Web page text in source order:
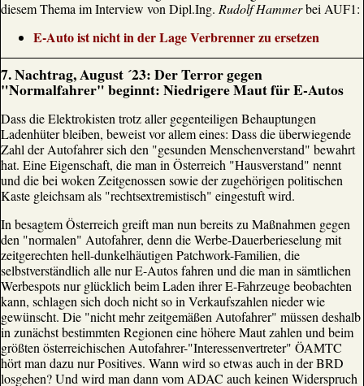
diesem Thema im Interview von Dipl.Ing. Rudolf Hammerbei AUF1:
E-Auto ist nicht in der Lage Verbrenner zu ersetzen
7. Nachtrag, August ´23: Der Terror gegen
"Normalfahrer" beginnt: Niedrigere Maut für E-Autos
Dass die Elektrokisten trotz aller gegenteiligen Behauptungen
Ladenhüter bleiben, beweist vor allem eines: Dass die überwiegende
Zahl der Autofahrer sich den "gesunden Menschenverstand" bewahrt
hat. Eine Eigenschaft, die man in Österreich "Hausverstand" nennt
und die bei woken Zeitgenossen sowie der zugehörigen politischen
Kaste gleichsam als "rechtsextremistisch" eingestuft wird.
In besagtem Österreich greift man nun bereits zu Maßnahmen gegen
den "normalen" Autofahrer, denn die Werbe-Dauerberieselung mit
zeitgerechten hell-dunkelhäutigen Patchwork-Familien, die
selbstverständlich alle nur E-Autos fahren und die man in sämtlichen
Werbespots nur glücklich beim Laden ihrer E-Fahrzeuge beobachten
kann, schlagen sich doch nicht so in Verkaufszahlen nieder wie
gewünscht. Die "nicht mehr zeitgemäßen Autofahrer" müssen deshalb
in zunächst bestimmten Regionen eine höhere Maut zahlen und beim
größten österreichischen Autofahrer-"Interessenvertreter" ÖAMTC
hört man dazu nur Positives. Wann wird so etwas auch in der BRD
losgehen? Und wird man dann vom ADAC auch keinen Widerspruch